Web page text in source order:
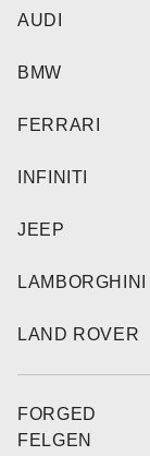
AUDI
BMW
FERRARI
INFINITI
JEEP
LAMBORGHINI
LAND ROVER
FORGED
FELGEN